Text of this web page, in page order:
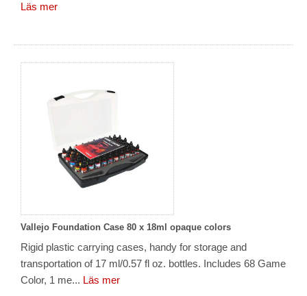
Läs mer
Vallejo Foundation Case 80 x 18ml opaque colors
Rigid plastic carrying cases, handy for storage and
transportation of 17 ml/0.57 fl oz. bottles. Includes 68 Game
Color, 1 me... Läs mer